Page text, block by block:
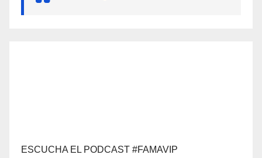
ESCUCHA EL PODCAST #FAMAVIP